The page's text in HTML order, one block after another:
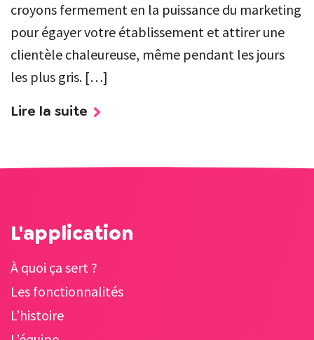
croyons fermement en la puissance du marketing
pour égayer votre établissement et attirer une
clientèle chaleureuse, même pendant les jours
les plus gris. […]
Lire la suite
L'application
À quoi ça sert ?
Les fonctionnalités
L’histoire